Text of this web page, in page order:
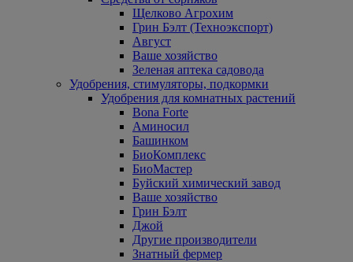
Щелково Агрохим
Грин Бэлт (Техноэкспорт)
Август
Ваше хозяйство
Зеленая аптека садовода
Удобрения, стимуляторы, подкормки
Удобрения для комнатных растений
Bona Forte
Аминосил
Башинком
БиоКомплекс
БиоМастер
Буйский химический завод
Ваше хозяйство
Грин Бэлт
Джой
Другие производители
Знатный фермер